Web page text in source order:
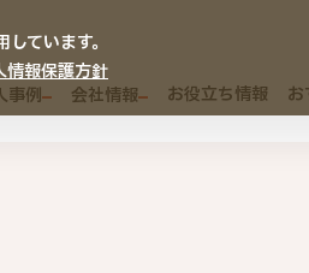
事例 会社情報 お役立ち情報
ています。
情報保護方針